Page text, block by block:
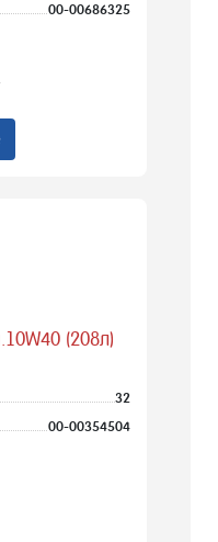
00-00686325
(208л)
32
00-00354504